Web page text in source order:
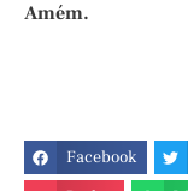
Amém.
Facebook